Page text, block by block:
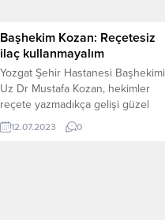
Başhekim Kozan: Reçetesiz
ilaç kullanmayalım
Yozgat Şehir Hastanesi Başhekimi
Uz Dr Mustafa Kozan, hekimler
reçete yazmadıkça gelişi güzel
yada başkalarının önerisiyle ilaç
kullanmanın sakıncalı olduğunu
12.07.2023 0